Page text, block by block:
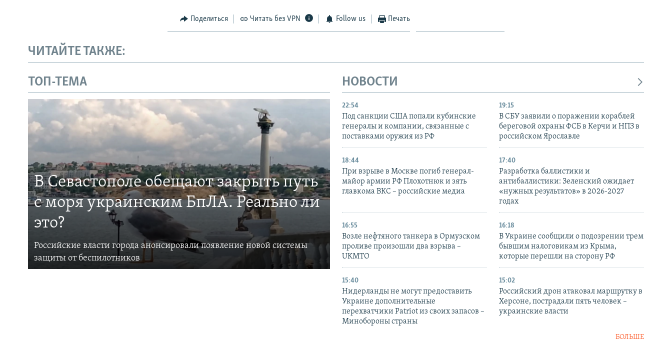
Поделиться Читать без VPN Follow us Печать
ЧИТАЙТЕ ТАКЖЕ:
ТОП-ТЕМА
В Севастополе обещают закрыть путь
с моря украинским БпЛА. Реально ли
это?
Российские власти города анонсировали появление новой системы
защиты от беспилотников
НОВОСТИ
22:54
Под санкции США попали кубинские
генералы и компании, связанные с
поставками оружия из РФ
19:15
В СБУ заявили о поражении кораблей
береговой охраны ФСБ в Керчи и НПЗ в
российском Ярославле
18:44
При взрыве в Москве погиб генерал-
майор армии РФ Плохотнюк и зять
главкома ВКС – российские медиа
17:40
Разработка баллистики и
антибаллистики: Зеленский ожидает
«нужных результатов» в 2026-2027
годах
16:55
Возле нефтяного танкера в Ормузском
проливе произошли два взрыва –
UKMTO
16:18
В Украине сообщили о подозрении трем
бывшим налоговикам из Крыма,
которые перешли на сторону РФ
15:40
Нидерланды не могут предоставить
Украине дополнительные
перехватчики Patriot из своих запасов –
Минобороны страны
15:02
Российский дрон атаковал маршрутку в
Херсоне, пострадали пять человек –
украинские власти
БОЛЬШЕ